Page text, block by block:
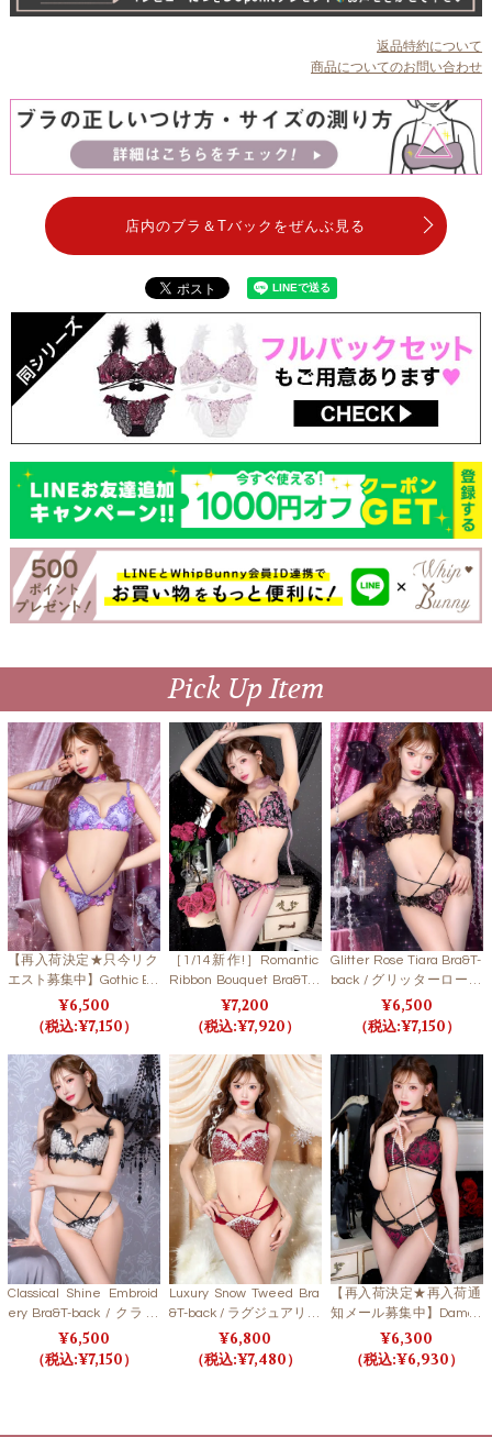
返品特約について
商品についてのお問い合わせ
店内のブラ＆Tバックをぜんぶ見る
Pick Up Item
【再入荷決定★只今リク
エスト募集中】Gothic Bu
tterfly Bloom Bra&T-back
/ ゴシックバタフライブ
B5500】
6,500
7,150
［1/14新作!］Romantic
Ribbon Bouquet Bra&T-b
ack/ ロマンティックリボ
ンブーケブラ＆Tバック
7,200
7,920
Glitter Rose Tiara Bra&T-
back / グリッターローズ
ティアラブラ＆Tバック
【LB5500】
6,500
7,150
Classical Shine Embroid
ery Bra&T-back / クラシ
カルシャインエンブロイ
ダリーブラ＆Tバック 【L
B5500】
6,500
7,150
Luxury Snow Tweed Bra
&T-back / ラグジュアリー
スノーツイードブラ＆T
バック 【LB5500】
6,800
7,480
【再入荷決定★再入荷通
知メール募集中】Damas
uku Heart Bloom Bra&T-
back / ダマスクハートブ
ルームブラ＆Tバック 【L
6,300
6,930